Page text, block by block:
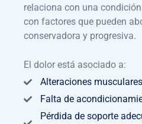
relaciona con una
con factores que pueden
conservadora y progresiva.
El dolor está asociado a:
Alteraciones
Falta de
Pérdida de soporte